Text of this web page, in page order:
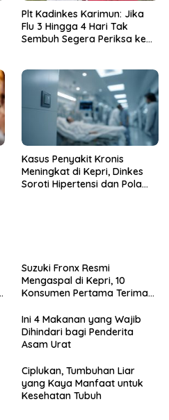
Plt Kadinkes Karimun: Jika
Flu 3 Hingga 4 Hari Tak
Sembuh Segera Periksa ke
Kasus Penyakit Kronis
Meningkat di Kepri, Dinkes
Soroti Hipertensi dan Pola
Suzuki Fronx Resmi
Mengaspal di Kepri, 10
Konsumen Pertama Terima
Ini 4 Makanan yang Wajib
Dihindari bagi Penderita
Asam Urat
Ciplukan, Tumbuhan Liar
yang Kaya Manfaat untuk
Kesehatan Tubuh